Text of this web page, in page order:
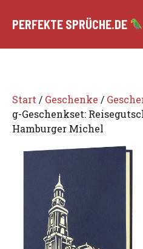
Inhalt
PERFEKTE SPRÜCHE.DE
Start / Geschenke /
g-Geschenkset:
Hamburger Michel